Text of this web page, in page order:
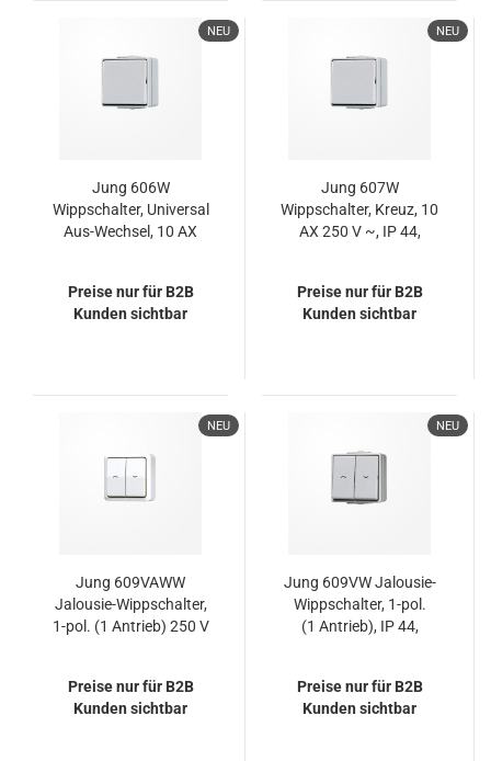
NEU
Jung 606W
Wippschalter, Universal
Aus-Wechsel, 10 AX
Preise nur für B2B
Kunden sichtbar
NEU
Jung 607W
Wippschalter, Kreuz, 10
AX 250 V ~, IP 44,
Preise nur für B2B
Kunden sichtbar
NEU
Jung 609VAWW
Jalousie-Wippschalter,
1-pol. (1 Antrieb) 250 V
Preise nur für B2B
Kunden sichtbar
NEU
Jung 609VW Jalousie-
Wippschalter, 1-pol.
(1 Antrieb), IP 44,
Preise nur für B2B
Kunden sichtbar